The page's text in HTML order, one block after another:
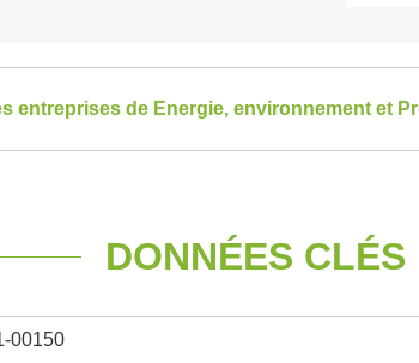
entreprises de Energie, environnement et
DONNÉES CLÉS
00150